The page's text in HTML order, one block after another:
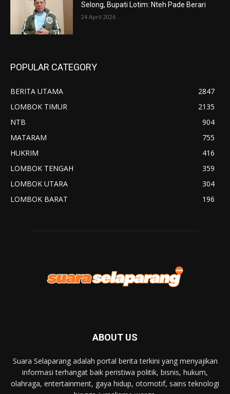
Selong, Bupati Lotim: Nteh Pade Berari
24 April 2026
POPULAR CATEGORY
BERITA UTAMA
2847
LOMBOK TIMUR
2135
NTB
904
MATARAM
755
HUKRIM
416
LOMBOK TENGAH
359
LOMBOK UTARA
304
LOMBOK BARAT
196
ABOUT US
Suara Selaparang adalah portal berita terkini yang menyajikan
informasi terhangat baik peristiwa politik, bisnis, hukum,
olahraga, entertainment, gaya hidup, otomotif, sains teknologi